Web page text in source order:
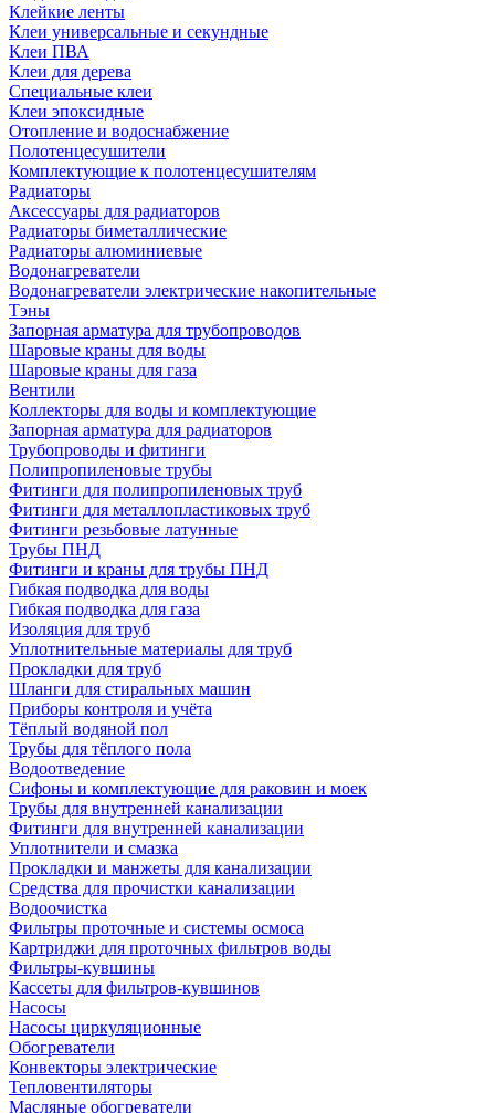
Клейкие ленты
Клеи универсальные и секундные
Клеи ПВА
Клеи для дерева
Специальные клеи
Клеи эпоксидные
Отопление и водоснабжение
Полотенцесушители
Комплектующие к полотенцесушителям
Радиаторы
Аксессуары для радиаторов
Радиаторы биметаллические
Радиаторы алюминиевые
Водонагреватели
Водонагреватели электрические накопительные
Тэны
Запорная арматура для трубопроводов
Шаровые краны для воды
Шаровые краны для газа
Вентили
Коллекторы для воды и комплектующие
Запорная арматура для радиаторов
Трубопроводы и фитинги
Полипропиленовые трубы
Фитинги для полипропиленовых труб
Фитинги для металлопластиковых труб
Фитинги резьбовые латунные
Трубы ПНД
Фитинги и краны для трубы ПНД
Гибкая подводка для воды
Гибкая подводка для газа
Изоляция для труб
Уплотнительные материалы для труб
Прокладки для труб
Шланги для стиральных машин
Приборы контроля и учёта
Тёплый водяной пол
Трубы для тёплого пола
Водоотведение
Сифоны и комплектующие для раковин и моек
Трубы для внутренней канализации
Фитинги для внутренней канализации
Уплотнители и смазка
Прокладки и манжеты для канализации
Средства для прочистки канализации
Водоочистка
Фильтры проточные и системы осмоса
Картриджи для проточных фильтров воды
Фильтры-кувшины
Кассеты для фильтров-кувшинов
Насосы
Насосы циркуляционные
Обогреватели
Конвекторы электрические
Тепловентиляторы
Масляные обогреватели